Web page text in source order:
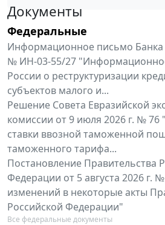
Документы
Федеральные
Информационное письмо Банка
№ ИН-03-55/27
России о реструктуризации
субъектов малого и...
Решение Совета Евразийской
комиссии от 9 июля 2026 г. № 76
ставки ввозной таможенной
таможенного тарифа...
Постановление Правительства
Федерации от 5 августа 2026 г.
изменений в некоторые акты
Российской Федерации"
Все федеральные документы